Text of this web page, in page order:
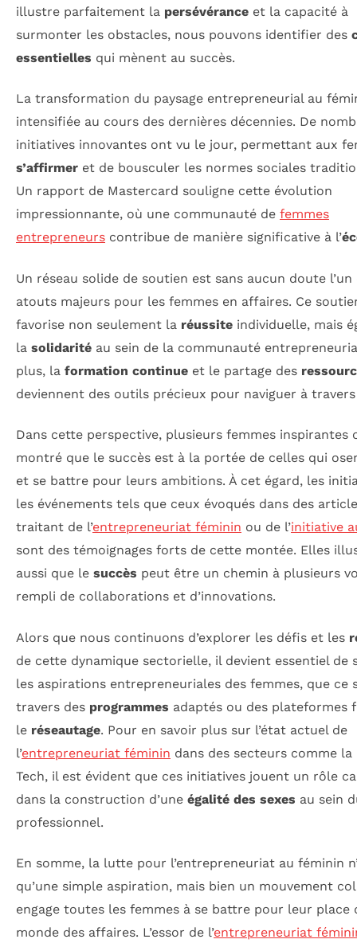
illustre parfaitement la persévérance et la capacité à
surmonter les obstacles, nous pouvons identifier des
essentielles qui mènent au succès.
La transformation du paysage entrepreneurial au
intensifiée au cours des dernières décennies. De
initiatives innovantes ont vu le jour, permettant aux
s’affirmer et de bousculer les normes sociales
Un rapport de Mastercard souligne cette évolution
impressionnante, où une communauté de femmes
entrepreneurs contribue de manière significative à l’
Un réseau solide de soutien est sans aucun doute l’un
atouts majeurs pour les femmes en affaires. Ce
favorise non seulement la réussite individuelle, mais
la solidarité au sein de la communauté
plus, la formation continue et le partage des
deviennent des outils précieux pour naviguer à
Dans cette perspective, plusieurs femmes inspirantes
montré que le succès est à la portée de celles qui
et se battre pour leurs ambitions. À cet égard, les
les événements tels que ceux évoqués dans des
traitant de l’entrepreneuriat féminin ou de l’initiative
sont des témoignages forts de cette montée. Elles
aussi que le succès peut être un chemin à plusieurs
rempli de collaborations et d’innovations.
Alors que nous continuons d’explorer les défis et les
de cette dynamique sectorielle, il devient essentiel de
les aspirations entrepreneuriales des femmes, que ce
travers des programmes adaptés ou des plateformes
le réseautage. Pour en savoir plus sur l’état actuel de
l’entrepreneuriat féminin dans des secteurs comme la
Tech, il est évident que ces initiatives jouent un rôle
dans la construction d’une égalité des sexes au sein
professionnel.
En somme, la lutte pour l’entrepreneuriat au féminin
qu’une simple aspiration, mais bien un mouvement
engage toutes les femmes à se battre pour leur place
monde des affaires. L’essor de l’entrepreneuriat